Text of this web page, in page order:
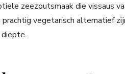
zeezoutsmaak die vissaus
vegetarisch alternatief